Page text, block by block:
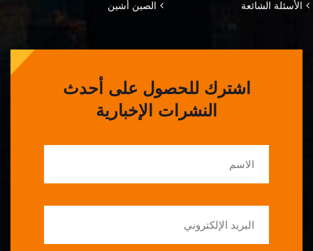
الأسئلة الشائعة الصين أشين
اشترك للحصول على أحدث
النشرات الإخبارية